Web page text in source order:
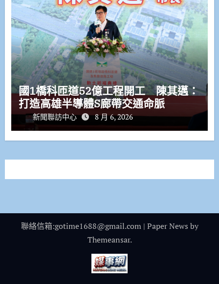
國1橋科匝道52億工程開工 陳其邁：
打造高雄半導體S廊帶交通命脈
新聞聯訪中心 8 月 6, 2026
聯絡信箱:gotime1688@gmail.com | Paper News by
Themeansar.